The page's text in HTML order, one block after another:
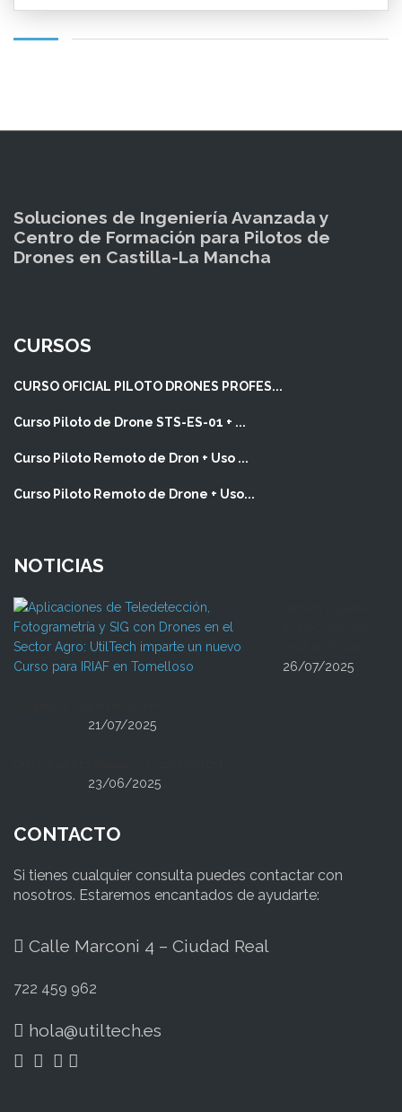
Soluciones de Ingeniería Avanzada y
Centro de Formación para Pilotos de
Drones en Castilla-La Mancha
CURSOS
CURSO OFICIAL PILOTO DRONES PROFES...
Curso Piloto de Drone STS-ES-01 + ...
Curso Piloto Remoto de Dron + Uso ...
Curso Piloto Remoto de Drone + Uso...
NOTICIAS
26/07/2025
21/07/2025
23/06/2025
CONTACTO
Si tienes cualquier consulta puedes contactar con
nosotros. Estaremos encantados de ayudarte:
Calle Marconi 4 – Ciudad Real
722 459 962
hola@utiltech.es